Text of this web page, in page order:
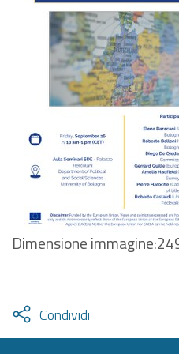
Dimensione immagine:
Condividi
Attiva
condividi